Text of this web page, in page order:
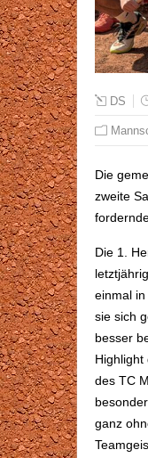
DS
Die
zweite
Die 1.
einmal
sie sich
besser
des TC
ganz